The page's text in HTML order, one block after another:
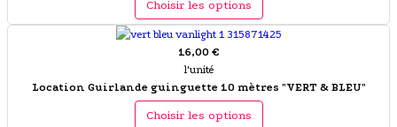
Choisir les options
16,00 €
l'unité
Location Guirlande guinguette 10 mètres "VERT & BLEU"
Choisir les options